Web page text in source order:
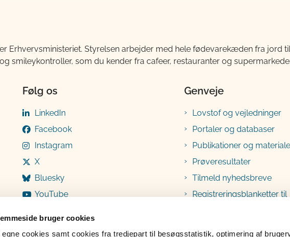
bruger cookies
egne cookies samt cookies fra tredjepart til besøgsstatistik, optimering af
Erhvervsministeriet. Styrelsen arbejder med hele fødevarekæden fra jord
smileykontroller, som du kender fra cafeer, restauranter og
Følg os
LinkedIn
Facebook
Instagram
X
Bluesky
YouTube
Genveje
Lovstof og vejledninger
Portaler og databaser
Publikationer og
Prøveresultater
Tilmeld nyhedsbreve
Registreringsblanketter til